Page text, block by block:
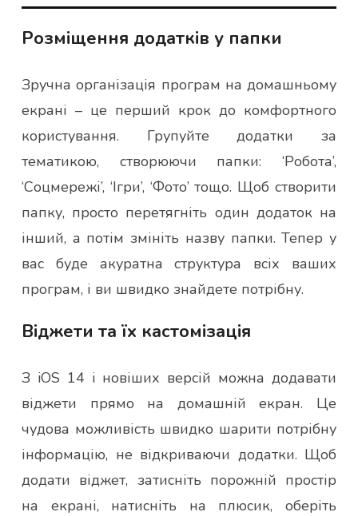
Розміщення додатків у папки
Зручна організація програм на домашньому
екрані – це перший крок до комфортного
користування. Групуйте додатки за
тематикою, створюючи папки: ‘Робота’,
‘Соцмережі’, ‘Ігри’, ‘Фото’ тощо. Щоб створити
папку, просто перетягніть один додаток на
інший, а потім змініть назву папки. Тепер у
вас буде акуратна структура всіх ваших
програм, і ви швидко знайдете потрібну.
Віджети та їх кастомізація
З iOS 14 і новіших версій можна додавати
віджети прямо на домашній екран. Це
чудова можливість швидко шарити потрібну
інформацію, не відкриваючи додатки. Щоб
додати віджет, затисніть порожній простір
на екрані, натисніть на плюсик, оберіть